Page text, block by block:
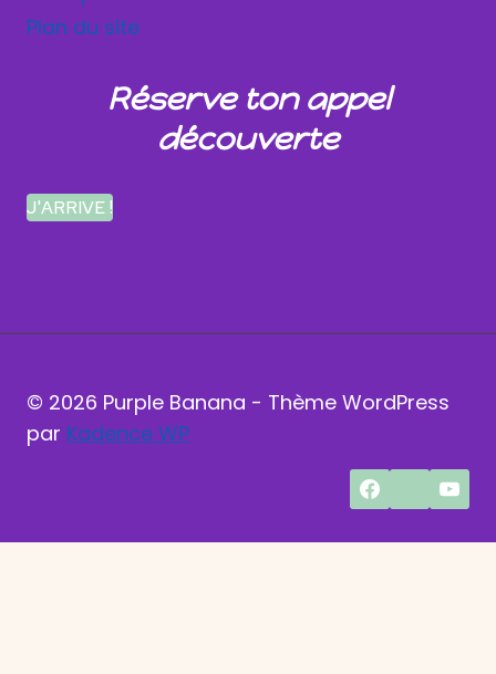
Plan du site
Réserve ton appel
découverte
J'ARRIVE !
© 2026 Purple Banana - Thème WordPress
par Kadence WP